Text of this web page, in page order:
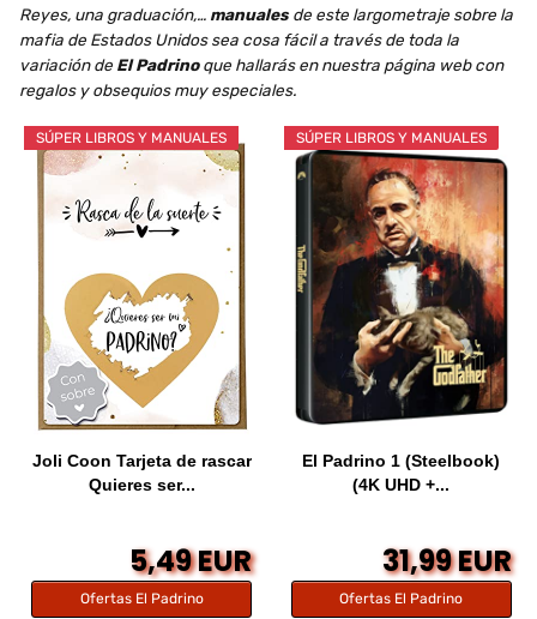
Reyes, una graduación,… manuales de este largometraje sobre la
mafia de Estados Unidos sea cosa fácil a través de toda la
variación de El Padrinoque hallarás en nuestra página web con
regalos y obsequios muy especiales.
SÚPER LIBROS Y MANUALES
Joli Coon Tarjeta de rascar
Quieres ser...
5,49 EUR
Ofertas El Padrino
SÚPER LIBROS Y MANUALES
El Padrino 1 (Steelbook)
(4K UHD +...
31,99 EUR
Ofertas El Padrino